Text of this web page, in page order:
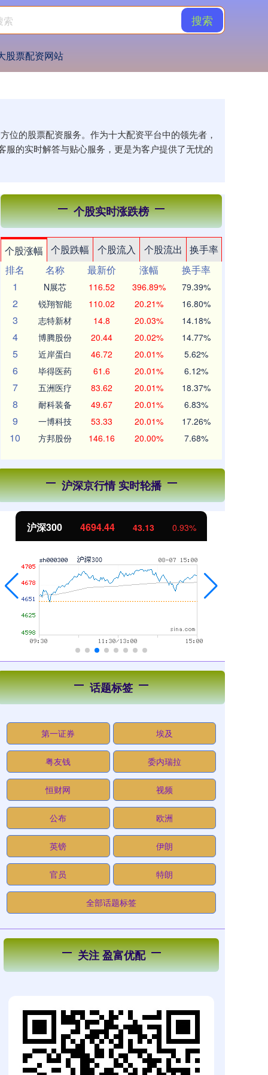
搜索
股票配资网站
位的股票配资服务。作为十大配资平台中的领先者，
的实时解答与贴心服务，更是为客户提供了无忧的
个股实时涨跌榜
个股涨幅 个股跌幅 个股流入 个股流出
换手率
排名
名称 最新价 涨幅
换手率
1
N展芯 116.52 396.89% 79.39%
2 锐翔智能 110.02 20.21% 16.80%
3 志特新材 14.8 20.03% 14.18%
4 博腾股份 20.44 20.02% 14.77%
5 近岸蛋白 46.72 20.01% 5.62%
6 毕得医药 61.6 20.01% 6.12%
7 五洲医疗 83.62 20.01% 18.37%
8 耐科装备 49.67 20.01% 6.83%
9 一博科技 53.33 20.01% 17.26%
10 方邦股份 146.16 20.00% 7.68%
沪深京行情 实时轮播
沪深300 4694.44 43.13 0.93%
话题标签
第一证券 埃及
粤友钱 委内瑞拉
恒财网 视频
公布 欧洲
英镑 伊朗
官员 特朗
全部话题标签
关注 盈富优配